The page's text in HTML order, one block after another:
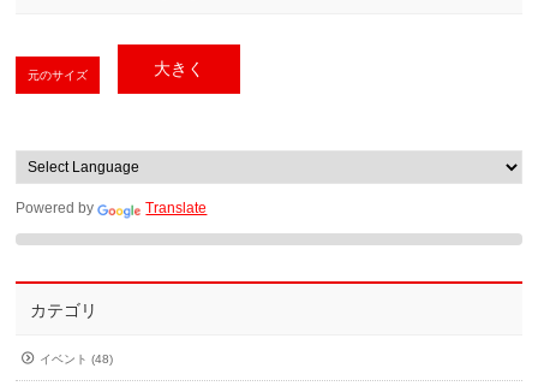
元のサイズ 大きく
Powered by Translate
カテゴリ
イベント (48)